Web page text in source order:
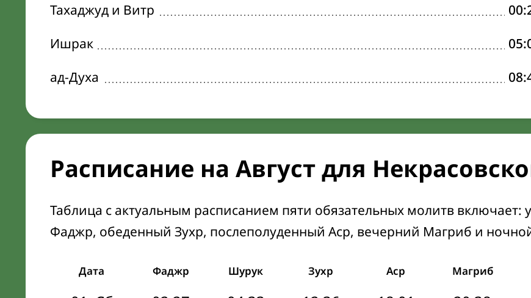
Тахаджуд и Витр
Ишрак
ад-Духа
Расписание на Август для
Таблица с актуальным расписанием пяти обязательных молитв включает:
Фаджр, обеденный Зухр, послеполуденный Аср, вечерний Магриб и
Дата Фаджр Шурук Зухр Аср Магриб